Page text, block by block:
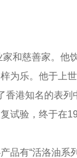
和慈善家。他
为乐。他于上
香港知名的表列
试验，终于在
有“活洛油系